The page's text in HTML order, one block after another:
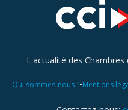
L'actualité des
Qui sommes-nous ?•Mentions